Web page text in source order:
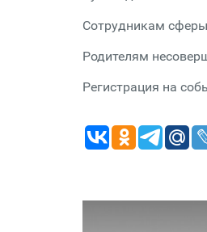
Сотрудникам
Родителям
Регистрация на